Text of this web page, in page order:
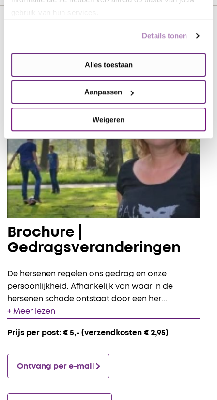
gebruik van hun services.
Details tonen
Alles toestaan
Aanpassen
Weigeren
Brochure |
Gedragsveranderingen
De hersenen regelen ons gedrag en onze
persoonlijkheid. Afhankelijk van waar in de
hersenen schade ontstaat door een her...
+ Meer lezen
Prijs per post: € 5,- (verzendkosten € 2,95)
Ontvang per e-mail